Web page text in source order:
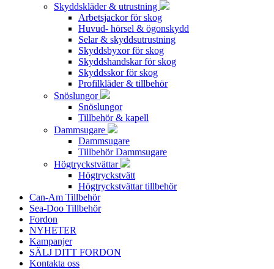
Skyddskläder & utrustning
Arbetsjackor för skog
Huvud- hörsel & ögonskydd
Selar & skyddsutrustning
Skyddsbyxor för skog
Skyddshandskar för skog
Skyddsskor för skog
Profilkläder & tillbehör
Snöslungor
Snöslungor
Tillbehör & kapell
Dammsugare
Dammsugare
Tillbehör Dammsugare
Högtryckstvättar
Högtryckstvätt
Högtryckstvättar tillbehör
Can-Am Tillbehör
Sea-Doo Tillbehör
Fordon
NYHETER
Kampanjer
SÄLJ DITT FORDON
Kontakta oss